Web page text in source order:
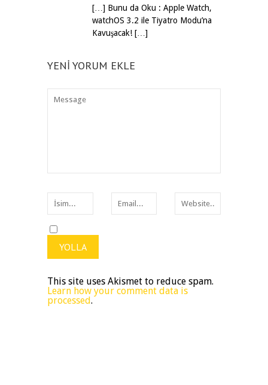
[…] Bunu da Oku : Apple Watch,
watchOS 3.2 ile Tiyatro Modu’na
Kavuşacak! […]
YENI YORUM EKLE
This site uses Akismet to reduce spam.
Learn how your comment data is
processed.